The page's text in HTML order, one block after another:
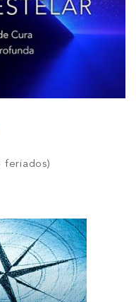
feriados)